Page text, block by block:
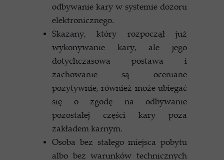
odbywanie kary w systemie dozoru
elektronicznego.
Skazany, który rozpoczął już
wykonywanie kary, ale jego
dotychczasowa postawa i
zachowanie są oceniane
pozytywnie, również może ubiegać
się o zgodę na odbywanie
pozostałej części kary poza
zakładem karnym.
Osoba bez stałego miejsca pobytu
albo bez warunków technicznych